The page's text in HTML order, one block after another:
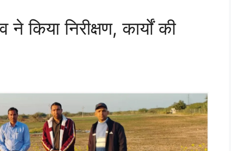
निरीक्षण, कार्यों की